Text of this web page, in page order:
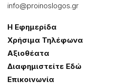
info@proinoslogos.gr
Η Εφημερίδα
Χρήσɩμα Τηλέφωνα
Αξɩοθέατα
Δɩαφημɩστείτε Εδώ
Επɩκοɩνωνία